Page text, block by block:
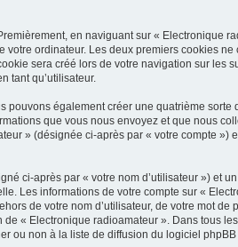
en naviguant sur « Electronique
ordinateur. Les deux premiers cookies
sera créé lors de votre navigation sur les
tant qu’utilisateur.
pouvons également créer une quatrième
que vous nous envoyez et que nous
» (désignée ci-après par « votre compte
ci-après par « votre nom d’utilisateur ») et
Les informations de votre compte sur «
de votre nom d’utilisateur, de votre mot
« Electronique radioamateur ». Dans tous
ou non à la liste de diffusion du logiciel